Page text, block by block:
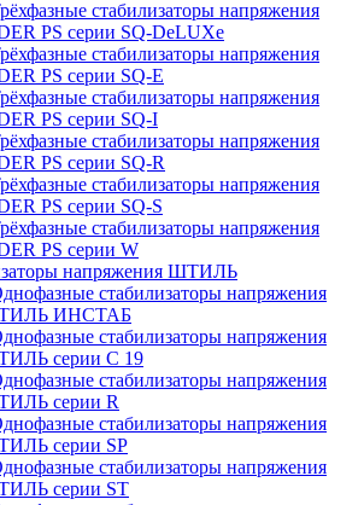
стабилизаторы напряжения
PS серии SQ-DeLUXe
стабилизаторы напряжения
PS серии SQ-E
стабилизаторы напряжения
PS серии SQ-I
стабилизаторы напряжения
PS серии SQ-R
стабилизаторы напряжения
PS серии SQ-S
стабилизаторы напряжения
PS серии W
напряжения ШТИЛЬ
стабилизаторы напряжения
ИНСТАБ
стабилизаторы напряжения
серии C 19
стабилизаторы напряжения
серии R
стабилизаторы напряжения
серии SP
стабилизаторы напряжения
серии ST